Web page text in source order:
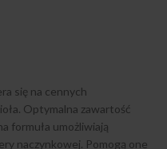
się na cennych
Optymalna zawartość
formuła umożliwiają
naczynkowej. Pomogą one